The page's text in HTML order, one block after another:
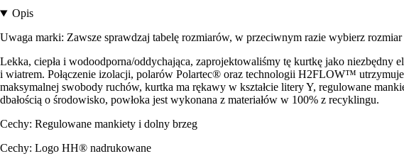
Opis
Uwaga marki: Zawsze sprawdzaj tabelę rozmiarów, w przeciwnym razie wybierz rozmiar
Lekka, ciepła i wodoodporna/oddychająca, zaprojektowaliśmy tę kurtkę jako
i wiatrem. Połączenie izolacji, polarów Polartec® oraz technologii H2FLOW™
maksymalnej swobody ruchów, kurtka ma rękawy w kształcie litery Y, regulowane
dbałością o środowisko, powłoka jest wykonana z materiałów w 100% z recyklingu.
Cechy: Regulowane mankiety i dolny brzeg
Cechy: Logo HH® nadrukowane